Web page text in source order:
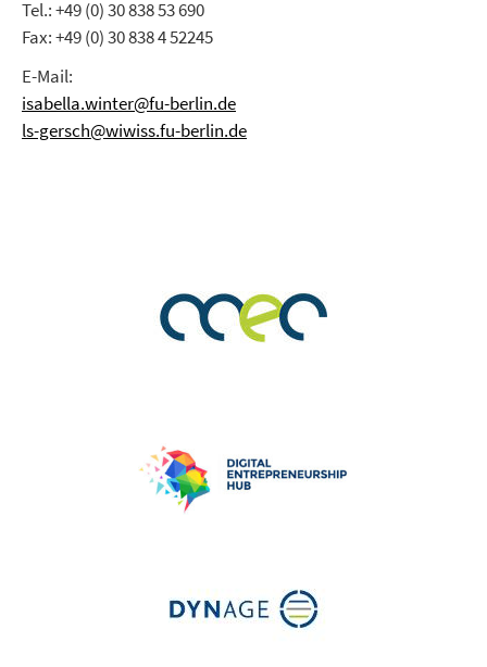
Tel.: +49 (0) 30 838 53 690
Fax: +49 (0) 30 838 4 52245
E-Mail:
isabella.winter@fu-berlin.de
ls-gersch@wiwiss.fu-berlin.de